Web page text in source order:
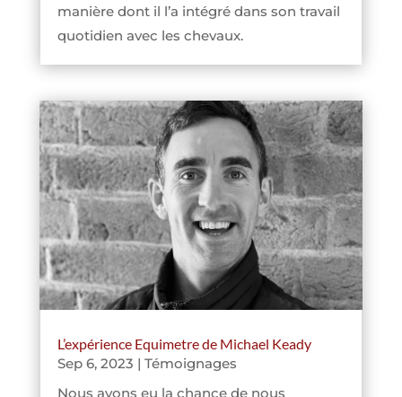
manière dont il l’a intégré dans son travail
quotidien avec les chevaux.
L’expérience Equimetre de Michael Keady
Sep 6, 2023 | Témoignages
Nous avons eu la chance de nous